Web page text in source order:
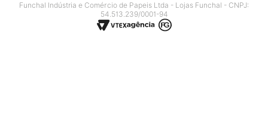
Funchal Indústria e Comércio de Papeis Ltda - Lojas Funchal - CNPJ:
54.513.239/0001-94